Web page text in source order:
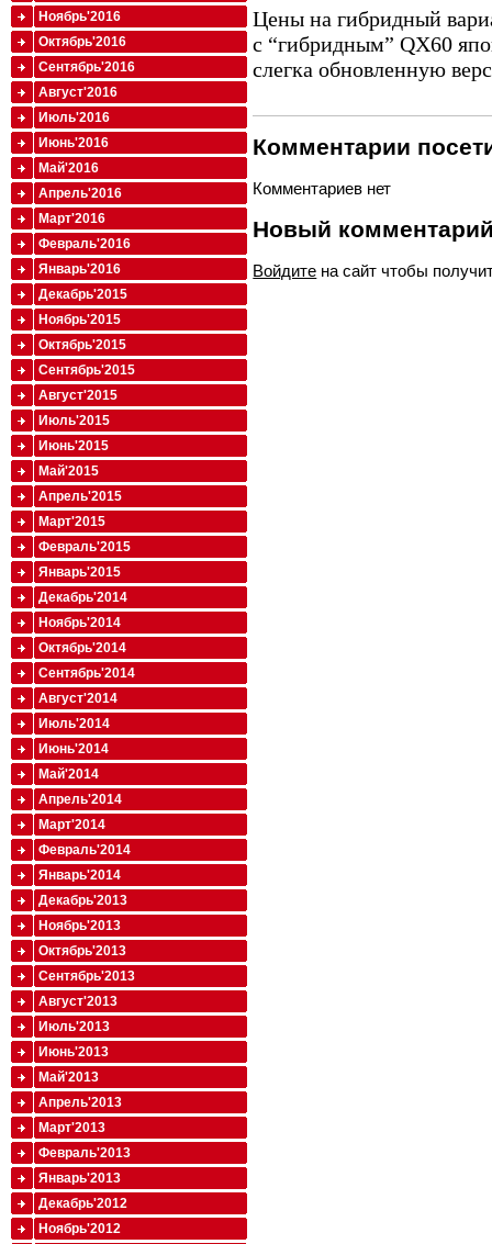
Цены на гибридный
с “гибридным” QX60
слегка обновленную
Комментарии
Комментариев нет
Новый
Войдите на сайт чтобы
Ноябрь'2016
Октябрь'2016
Сентябрь'2016
Август'2016
Июль'2016
Июнь'2016
Май'2016
Апрель'2016
Март'2016
Февраль'2016
Январь'2016
Декабрь'2015
Ноябрь'2015
Октябрь'2015
Сентябрь'2015
Август'2015
Июль'2015
Июнь'2015
Май'2015
Апрель'2015
Март'2015
Февраль'2015
Январь'2015
Декабрь'2014
Ноябрь'2014
Октябрь'2014
Сентябрь'2014
Август'2014
Июль'2014
Июнь'2014
Май'2014
Апрель'2014
Март'2014
Февраль'2014
Январь'2014
Декабрь'2013
Ноябрь'2013
Октябрь'2013
Сентябрь'2013
Август'2013
Июль'2013
Июнь'2013
Май'2013
Апрель'2013
Март'2013
Февраль'2013
Январь'2013
Декабрь'2012
Ноябрь'2012